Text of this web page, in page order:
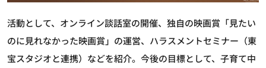
活動として、オンライン談話室の開催、独自の映画賞「見たい
のに見れなかった映画賞」の運営、ハラスメントセミナー（東
宝スタジオと連携）などを紹介。今後の目標として、子育て中